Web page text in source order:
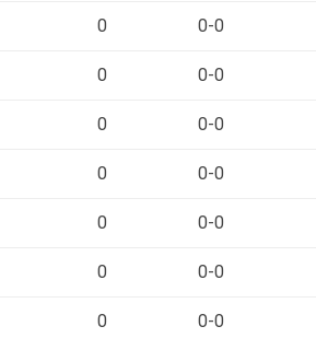
0 0-0
0 0-0
0 0-0
0 0-0
0 0-0
0 0-0
0 0-0